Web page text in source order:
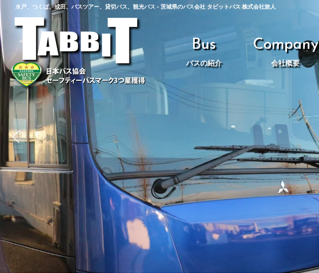
水戸、つくば、成田、バスツアー、貸切バス、観光バス - 茨城県のバス会社 タビットバス 株式会社旅人
Bus
バスの紹介
Company
会社概要